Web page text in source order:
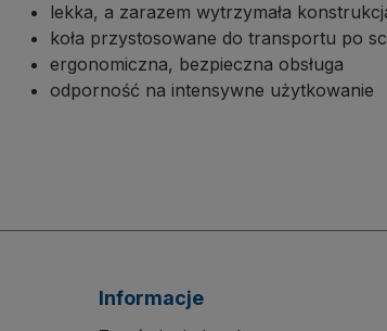
po schodach.
lekka, a zarazem wytrzymała
koła przystosowane do transportu po
ergonomiczna, bezpieczna obsługa
odporność na intensywne użytkowanie
Informacje